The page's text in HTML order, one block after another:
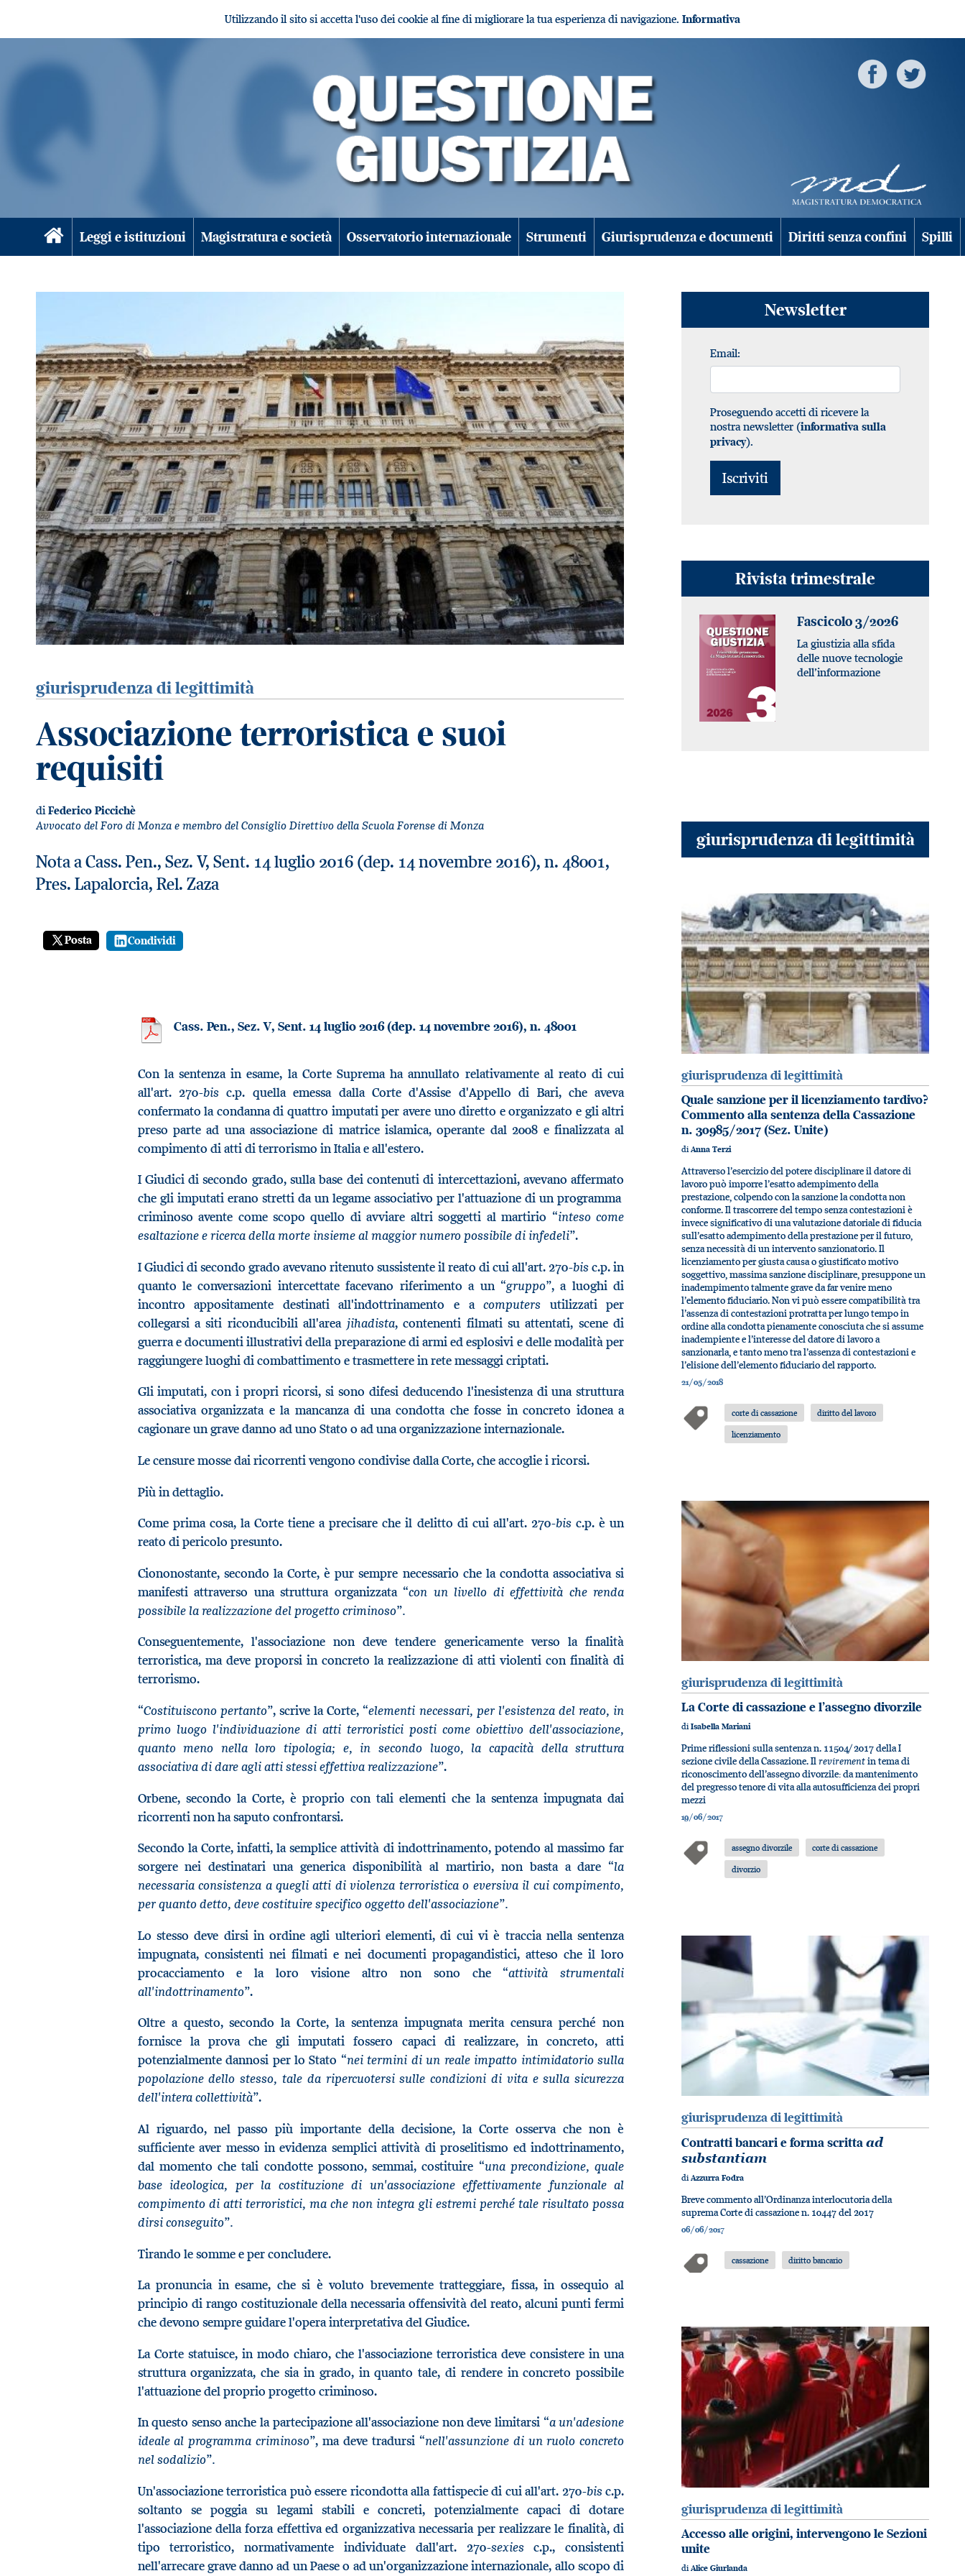
Utilizzando il sito si accetta l'uso dei cookie al fine di migliorare la tua esperienza di navigazione. Informativa
Leggi e istituzioni Magistratura e società Osservatorio internazionale Strumenti Giurisprudenza e documenti Diritti senza confini Spilli
giurisprudenza di legittimità
Associazione terroristica e suoi
requisiti
di Federico Piccichè
Avvocato del Foro di Monza e membro del Consiglio Direttivo della Scuola Forense di Monza
Nota a Cass. Pen., Sez. V, Sent. 14 luglio 2016 (dep. 14 novembre 2016), n. 48001,
Pres. Lapalorcia, Rel. Zaza
Posta Condividi
Cass. Pen., Sez. V, Sent. 14 luglio 2016 (dep. 14 novembre 2016), n. 48001
Con la sentenza in esame, la Corte Suprema ha annullato relativamente al reato di cui
all'art. 270-bisc.p. quella emessa dalla Corte d'Assise d'Appello di Bari, che aveva
confermato la condanna di quattro imputati per avere uno diretto e organizzato e gli altri
preso parte ad una associazione di matrice islamica, operante dal 2008 e finalizzata al
compimento di atti di terrorismo in Italia e all'estero.
I Giudici di secondo grado, sulla base dei contenuti di intercettazioni, avevano affermato
che gli imputati erano stretti da un legame associativo per l'attuazione di un programma
criminoso avente come scopo quello di avviare altri soggetti al martirio “inteso come
esaltazione e ricerca della morte insieme al maggior numero possibile di infedeli”.
I Giudici di secondo grado avevano ritenuto sussistente il reato di cui all'art. 270-bisc.p. in
quanto le conversazioni intercettate facevano riferimento a un“gruppo”, a luoghi di
incontro appositamente destinati all'indottrinamento e acomputers utilizzati per
collegarsi a siti riconducibili all'area jihadista, contenenti filmati su attentati, scene di
guerra e documenti illustrativi della preparazione di armi ed esplosivi e delle modalità per
raggiungere luoghi di combattimento e trasmettere in rete messaggi criptati.
Gli imputati, con i propri ricorsi, si sono difesi deducendo l'inesistenza di una struttura
associativa organizzata e la mancanza di una condotta che fosse in concreto idonea a
cagionare un grave danno ad uno Stato o ad una organizzazione internazionale.
Le censure mosse dai ricorrenti vengono condivise dalla Corte, che accoglie i ricorsi.
Più in dettaglio.
Come prima cosa, la Corte tiene a precisare che il delitto di cui all'art. 270-bis c.p. è un
reato di pericolo presunto.
Ciononostante, secondo la Corte, è pur sempre necessario che la condotta associativa si
manifesti attraverso una struttura organizzata“con un livello di effettività che renda
possibile la realizzazione del progetto criminoso”.
Conseguentemente, l'associazione non deve tendere genericamente verso la finalità
terroristica, ma deve proporsi in concreto la realizzazione di atti violenti con finalità di
terrorismo.
“Costituiscono pertanto”, scrive la Corte,“elementi necessari, per l'esistenza del reato, in
primo luogo l'individuazione di atti terroristici posti come obiettivo dell'associazione,
quanto meno nella loro tipologia; e, in secondo luogo, la capacità della struttura
associativa di dare agli atti stessi effettiva realizzazione”.
Orbene, secondo la Corte, è proprio con tali elementi che la sentenza impugnata dai
ricorrenti non ha saputo confrontarsi.
Secondo la Corte, infatti, la semplice attività di indottrinamento, potendo al massimo far
sorgere nei destinatari una generica disponibilità al martirio, non basta a dare“la
necessaria consistenza a quegli atti di violenza terroristica o eversiva il cui compimento,
per quanto detto, deve costituire specifico oggetto dell'associazione”.
Lo stesso deve dirsi in ordine agli ulteriori elementi, di cui vi è traccia nella sentenza
impugnata, consistenti nei filmati e nei documenti propagandistici, atteso che il loro
procacciamento e la loro visione altro non sono che“attività strumentali
all'indottrinamento”.
Oltre a questo, secondo la Corte, la sentenza impugnata merita censura perché non
fornisce la prova che gli imputati fossero capaci di realizzare, in concreto, atti
potenzialmente dannosi per lo Stato “nei termini di un reale impatto intimidatorio sulla
popolazione dello stesso, tale da ripercuotersi sulle condizioni di vita e sulla sicurezza
dell'intera collettività”.
Al riguardo, nel passo più importante della decisione, la Corte osserva che non è
sufficiente aver messo in evidenza semplici attività di proselitismo ed indottrinamento,
dal momento che tali condotte possono, semmai, costituire “una precondizione, quale
base ideologica, per la costituzione di un'associazione effettivamente funzionale al
compimento di atti terroristici, ma che non integra gli estremi perché tale risultato possa
dirsi conseguito”.
Tirando le somme e per concludere.
La pronuncia in esame, che si è voluto brevemente tratteggiare, fissa, in ossequio al
principio di rango costituzionale della necessaria offensività del reato, alcuni punti fermi
che devono sempre guidare l'opera interpretativa del Giudice.
La Corte statuisce, in modo chiaro, che l'associazione terroristica deve consistere in una
struttura organizzata, che sia in grado, in quanto tale, di rendere in concreto possibile
l'attuazione del proprio progetto criminoso.
In questo senso anche la partecipazione all'associazione non deve limitarsi “a un'adesione
ideale al programma criminoso”, ma deve tradursi “nell'assunzione di un ruolo concreto
nel sodalizio”.
Un'associazione terroristica può essere ricondotta alla fattispecie di cui all'art. 270-bisc.p.
soltanto se poggia su legami stabili e concreti, potenzialmente capaci di dotare
l'associazione della forza effettiva ed organizzativa necessaria per realizzare le finalità, di
tipo terroristico, normativamente individuate dall'art. 270-sexiesc.p., consistenti
nell'arrecare grave danno ad un Paese o ad un'organizzazione internazionale, allo scopo di
Newsletter
Email:
Proseguendo accetti di ricevere la
nostra newsletter (informativa sulla
privacy).
Rivista trimestrale
Fascicolo 3/2026
La giustizia alla sfida
delle nuove tecnologie
dell’informazione
giurisprudenza di legittimità
giurisprudenza di legittimità
Quale sanzione per il licenziamento tardivo?
Commento alla sentenza della Cassazione
n. 30985/2017 (Sez. Unite)
diAnna Terzi
Attraverso l’esercizio del potere disciplinare il datore di
lavoro può imporre l’esatto adempimento della
prestazione, colpendo con la sanzione la condotta non
conforme. Il trascorrere del tempo senza contestazioni è
invece significativo di una valutazione datoriale di fiducia
sull’esatto adempimento della prestazione per il futuro,
senza necessità di un intervento sanzionatorio. Il
licenziamento per giusta causa o giustificato motivo
soggettivo, massima sanzione disciplinare, presuppone un
inadempimento talmente grave da far venire meno
l’elemento fiduciario. Non vi può essere compatibilità tra
l’assenza di contestazioni protratta per lungo tempo in
ordine alla condotta pienamente conosciuta che si assume
inadempiente e l’interesse del datore di lavoro a
sanzionarla, e tanto meno tra l’assenza di contestazioni e
l’elisione dell’elemento fiduciario del rapporto.
21/05/2018
corte di cassazione
diritto del lavoro
licenziamento
giurisprudenza di legittimità
La Corte di cassazione e l’assegno divorzile
diIsabella Mariani
Prime riflessioni sulla sentenza n. 11504/ 2017 della I
sezione civile della Cassazione. Ilrevirementin tema di
riconoscimento dell’assegno divorzile: da mantenimento
del pregresso tenore di vita alla autosufficienza dei propri
mezzi
19/06/2017
assegno divorzile
corte di cassazione
divorzio
giurisprudenza di legittimità
Contratti bancari e forma scrittaad
substantiam
diAzzurra Fodra
Breve commento all’Ordinanza interlocutoria della
suprema Corte di cassazione n. 10447 del 2017
06/06/2017
cassazione diritto bancario
giurisprudenza di legittimità
Accesso alle origini, intervengono le Sezioni
unite
diAlice Giurlanda